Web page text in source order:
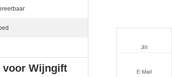
Jill
E-Mail
voor Wijngift